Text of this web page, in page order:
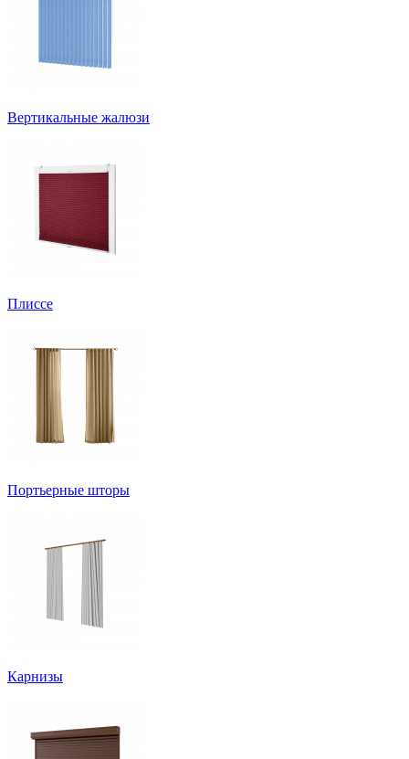
Вертикальные жалюзи
Плиссе
Портьерные шторы
Карнизы